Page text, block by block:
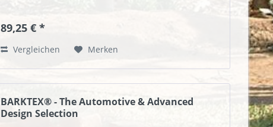
89,25 € *
Vergleichen Merken
BARKTEX® - The Automotive & Advanced
Design Selection